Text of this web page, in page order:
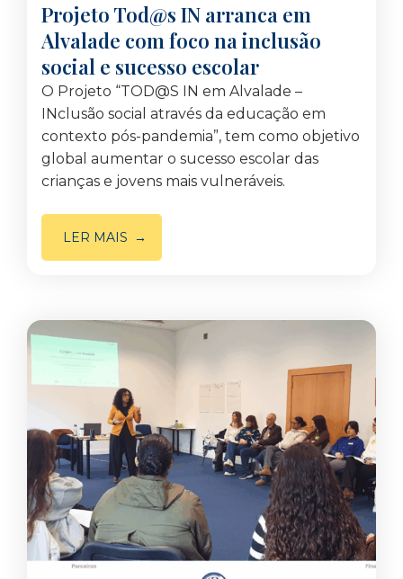
Projeto Tod@s IN arranca em
Alvalade com foco na inclusão
social e sucesso escolar
O Projeto “TOD@S IN em Alvalade –
INclusão social através da educação em
contexto pós-pandemia”, tem como objetivo
global aumentar o sucesso escolar das
crianças e jovens mais vulneráveis.
LER MAIS